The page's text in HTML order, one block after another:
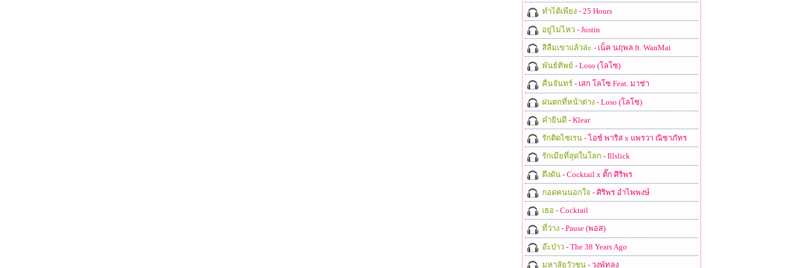
ทำได้เพียง- 25 Hours
อยู่ไม่ไหว- Justin
สิลืมเขาแล้วล่ะ - เน็ค นฤพล ft. WanMai
พันธ์ทิพย์ - Loso (โลโซ)
คืนจันทร์- เสก โลโซ Feat. มาช่า
ฝนตกที่หน้าต่าง- Loso (โลโซ)
คำยินดี- Klear
รักติดไซเรน- ไอซ์ พาริส x แพรวา ณิชาภัทร
รักเมียที่สุดในโลก - Illslick
ดึงดัน- Cocktail x ตั๊ก ศิริพร
กอดคนนอกใจ - ศิริพร อำไพพงษ์
เธอ - Cocktail
ที่ว่าง- Pause (พอส)
อ๊ะป่าว- The 38 Years Ago
มหาลัยวัวชน- วงพัทลุง